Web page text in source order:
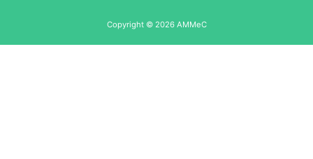
Copyright © 2026 AMMeC